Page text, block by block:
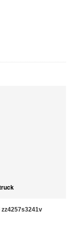
II zz4257s3241v